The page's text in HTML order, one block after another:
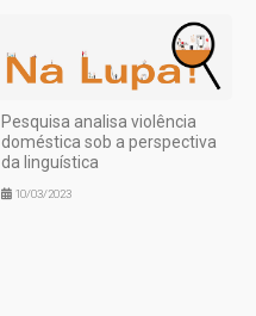
Pesquisa analisa violência
doméstica sob a perspectiva
da linguística
10/03/2023